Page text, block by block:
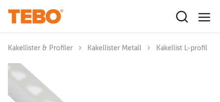
Kakellister & Profiler Kakellister Metall Kakellist L-profil